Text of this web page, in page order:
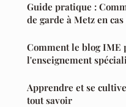
Guide pratique :
de garde à Metz en
Comment le blog
l'enseignement
Apprendre et se
tout savoir